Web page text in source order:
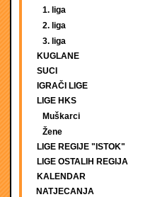
1. liga
2. liga
3. liga
KUGLANE
SUCI
IGRAČI LIGE
LIGE HKS
Muškarci
Žene
LIGE REGIJE "ISTOK"
LIGE OSTALIH REGIJA
KALENDAR
NATJECANJA